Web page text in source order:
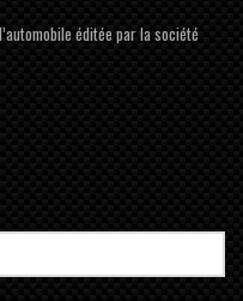
éditée par la société